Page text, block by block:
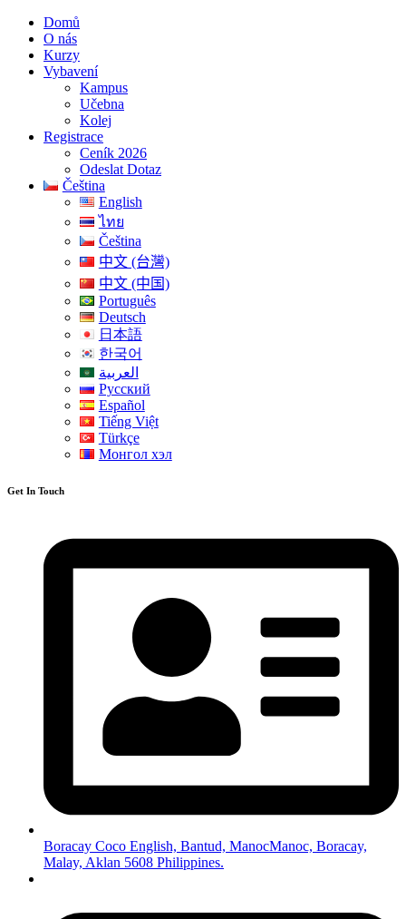
Domů
O nás
Kurzy
Vybavení
Kampus
Učebna
Kolej
Registrace
Ceník 2026
Odeslat Dotaz
Čeština
English
ไทย
Čeština
中文 (台灣)
中文 (中国)
Português
Deutsch
日本語
한국어
العربية
Русский
Español
Tiếng Việt
Türkçe
Монгол хэл
Get In Touch
Boracay Coco English, Bantud, ManocManoc, Boracay,
Malay, Aklan 5608 Philippines.